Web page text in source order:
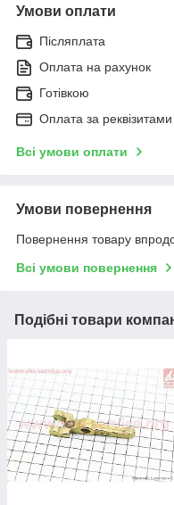
Умови оплати
Післяплата
Оплата на рахунок
Готівкою
Оплата за реквізитами
Всі умови оплати
Умови повернення
Повернення товару
Всі умови повернення
Подібні товари